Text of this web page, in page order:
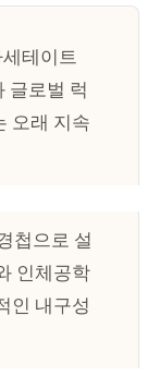
테이트
글로벌 럭
오래 지속
첩으로 설
인체공학
인 내구성